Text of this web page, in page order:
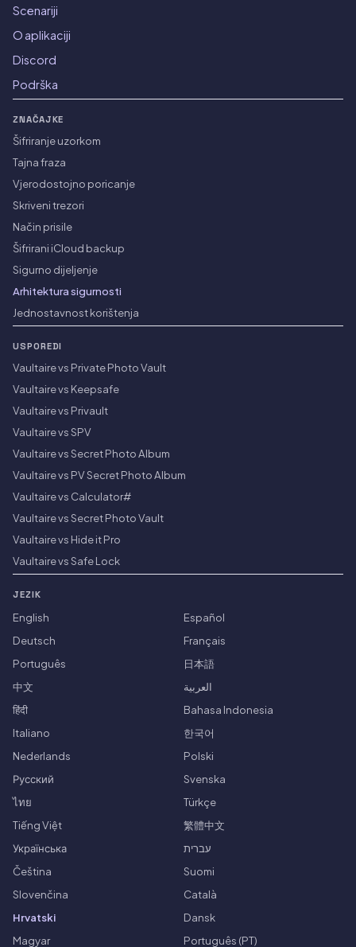
Scenariji
O aplikaciji
Discord
Podrška
ZNAČAJKE
Šifriranje uzorkom
Tajna fraza
Vjerodostojno poricanje
Skriveni trezori
Način prisile
Šifrirani iCloud backup
Sigurno dijeljenje
Arhitektura sigurnosti
Jednostavnost korištenja
USPOREDI
Vaultaire vs Private Photo Vault
Vaultaire vs Keepsafe
Vaultaire vs Privault
Vaultaire vs SPV
Vaultaire vs Secret Photo Album
Vaultaire vs PV Secret Photo Album
Vaultaire vs Calculator#
Vaultaire vs Secret Photo Vault
Vaultaire vs Hide it Pro
Vaultaire vs Safe Lock
JEZIK
English
Español
Deutsch
Français
Português
日本語
中文
العربية
हिंदी
Bahasa Indonesia
Italiano
한국어
Nederlands
Polski
Русский
Svenska
ไทย
Türkçe
Tiếng Việt
繁體中文
Українська
עברית
Čeština
Suomi
Slovenčina
Català
Hrvatski
Dansk
Magyar
Português (PT)